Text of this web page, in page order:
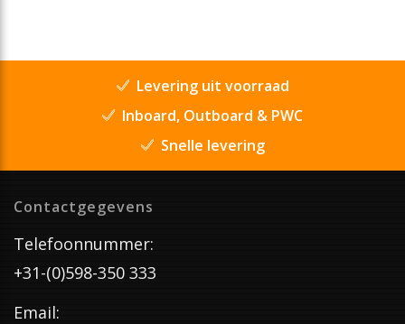
Levering uit voorraad
Inboard, Outboard & PWC
Snelle levering
Contactgegevens
Telefoonnummer:
+31-(0)598-350 333
Email: